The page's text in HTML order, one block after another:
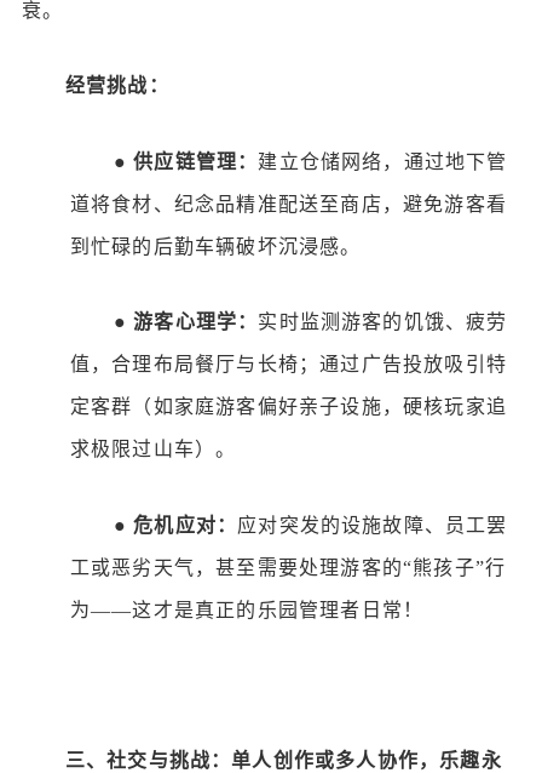
衰。
经营挑战：
● 供应链管理： 建立仓储网络，通过地下管
道将食材、纪念品精准配送至商店，避免游客看
到忙碌的后勤车辆破坏沉浸感。
● 游客心理学： 实时监测游客的饥饿、疲劳
值，合理布局餐厅与长椅；通过广告投放吸引特
定客群（如家庭游客偏好亲子设施，硬核玩家追
求极限过山车）。
● 危机应对： 应对突发的设施故障、员工罢
工或恶劣天气，甚至需要处理游客的“熊孩子”行
为——这才是真正的乐园管理者日常！
三、社交与挑战：单人创作或多人协作，乐趣永